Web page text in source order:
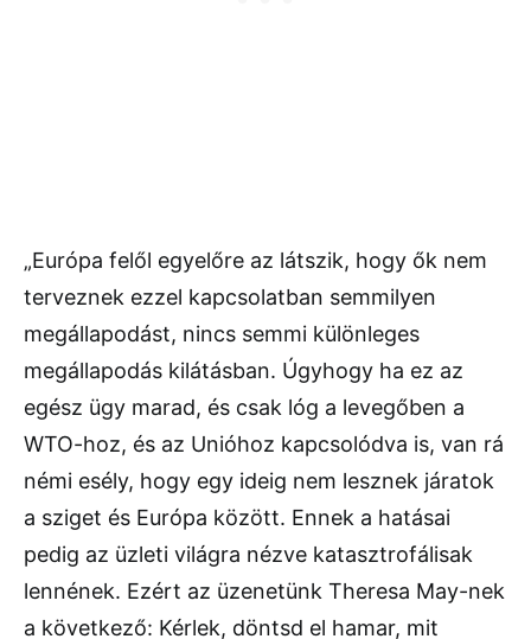
„Európa felől egyelőre az látszik, hogy ők nem
terveznek ezzel kapcsolatban semmilyen
megállapodást, nincs semmi különleges
megállapodás kilátásban. Úgyhogy ha ez az
egész ügy marad, és csak lóg a levegőben a
WTO-hoz, és az Unióhoz kapcsolódva is, van rá
némi esély, hogy egy ideig nem lesznek járatok
a sziget és Európa között. Ennek a hatásai
pedig az üzleti világra nézve katasztrofálisak
lennének. Ezért az üzenetünk Theresa May-nek
a következő: Kérlek, döntsd el hamar, mit